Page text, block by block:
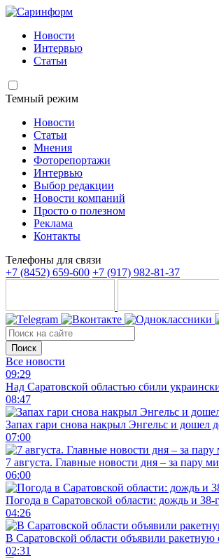
Новости
Интервью
Статьи
Темный режим
Новости
Статьи
Мнения
Фоторепортажи
Интервью
Выбор редакции
Новости компаний
Просто о полезном
Реклама
Контакты
Телефоны для связи
+7 (8452) 659-600 +7 (917) 982-81-37
Поиск
Все новости
09:29
Над Саратовской областью сбили
08:47
Запах гари снова накрыл Энгельс и дошел
07:00
7 августа. Главные новости дня – за пару
06:00
Погода в Саратовской области: дождь и 38-
04:26
В Саратовской области объявили ракетную
02:31